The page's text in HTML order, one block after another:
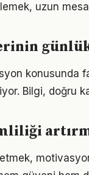
uzun
konusunda
Bilgi, doğru